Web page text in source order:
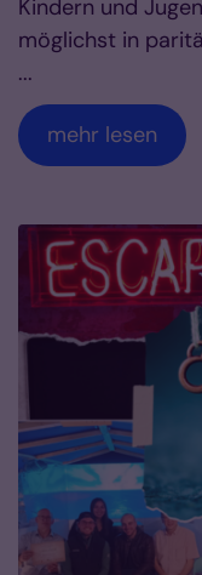
Kindern und
möglichst in
...
mehr lesen